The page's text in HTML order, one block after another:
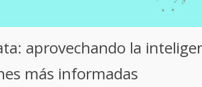
aprovechando la
más informadas